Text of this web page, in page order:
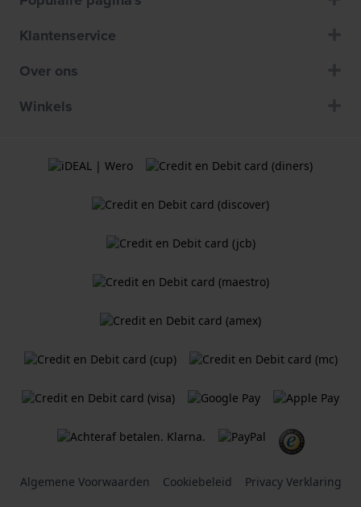
Klantenservice
Over ons
Winkels
Algemene Voorwaarden Cookiebeleid Privacy Verklaring